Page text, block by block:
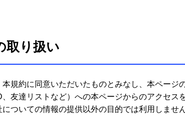
取り扱い
規約に同意いただいたものとみなし、本ペー
友達リストなど）への本ページからのアクセ
ついての情報の提供以外の目的では利用しません